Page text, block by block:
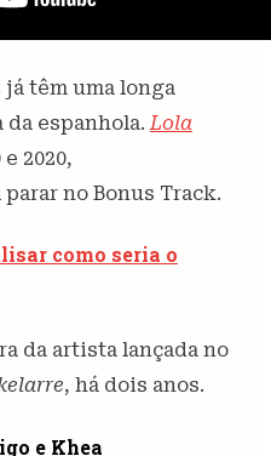
têm uma longa
espanhola. Lola
e 2020,
no Bonus Track.
como seria o
da artista lançada no
, há dois anos.
e Khea